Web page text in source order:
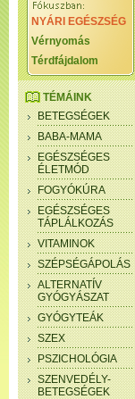
NYÁRI EGÉSZSÉG
Vérnyomás
Térdfájdalom
TÉMÁINK
BETEGSÉGEK
BABA-MAMA
EGÉSZSÉGES
ÉLETMÓD
FOGYÓKÚRA
EGÉSZSÉGES
TÁPLÁLKOZÁS
VITAMINOK
SZÉPSÉGÁPOLÁS
ALTERNATÍV
GYÓGYÁSZAT
GYÓGYTEÁK
SZEX
PSZICHOLÓGIA
SZENVEDÉLY-
BETEGSÉGEK